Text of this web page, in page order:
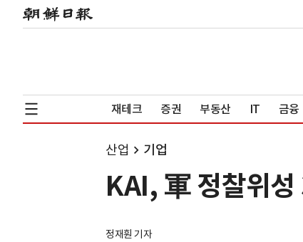
재테크 증권 부동산 IT 금융
산업 기업
KAI, 軍 정찰위성
정재훤 기자